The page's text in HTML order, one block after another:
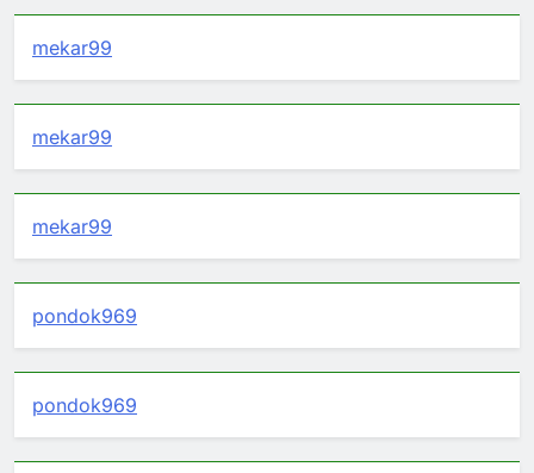
mekar99
mekar99
mekar99
pondok969
pondok969